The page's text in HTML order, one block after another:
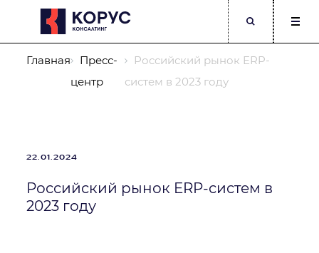
Главная
Пресс-
центр
Российский рынок ERP-
систем в 2023 году
22.01.2024
Российский рынок ERP-систем в
2023 году
ФИО